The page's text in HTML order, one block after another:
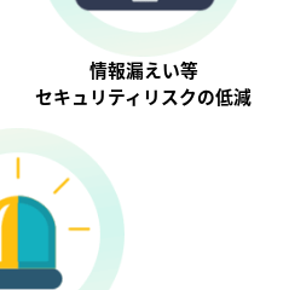
情報漏えい等
セキュリティリスクの低減